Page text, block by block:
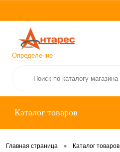
Определение
Каталог товаров
Главная страница • Каталог товаров